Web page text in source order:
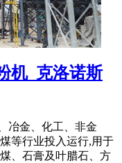
机_克洛诺斯
冶金、化工、非金
等行业投入运行,用于
、石膏及叶腊石、方